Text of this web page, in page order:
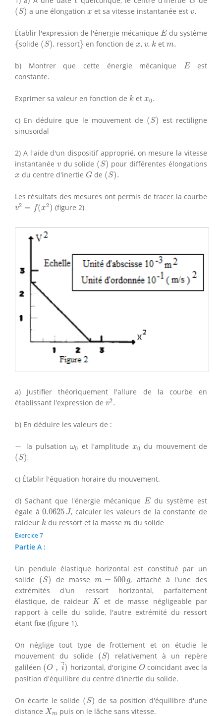
(S)
(S) a une élongation x
x et sa vitesse instantanée est v.
v
Établir l'expression de l'énergie mécaniqueE
Edu système
{{solide (S)
(S) , ressort}
} en fonction de x
x, v
v, k
ket m.
m
b) Montrer que cette énergie mécanique E
Eest
constante.
Exprimer sa valeur en fonction de k
k et x0.
x0
c) En déduire que le mouvement de (S)
(S)
est rectiligne
sinusoïdal
2) A l'aide d'un dispositif approprié, on mesure la vitesse
instantanée v
vdu solide (S)
(S) pour différentes élongations
x
x du centre d'inertie G
G de (S).
(S).
Les résultats des mesures ont permis de tracer la courbe
v2 = f(x2)
v2= f(x2) (figure 2)
a) Justifier théoriquement l'allure de la courbe en
établissant l'expression de v2.
v2.
b) En déduire les valeurs de :
−
− la pulsationω0
ω0 et l'amplitude x0
x0 du mouvement de
(S)
(S) ,
c) Établir l'équation horaire du mouvement.
d) Sachant que l'énergie mécaniqueE
Edu système est
égale à0.0625 J
0.0625J, calculer les valeurs de la constante de
raideur k
k du ressort et la masse m
m du solide
Exercice 7
Partie A :
Un pendule élastique horizontal est constitué par un
solide (S)
(S) de massem = 500 g
m =500g , attaché à l'une des
extrémités d'un ressort horizontal, parfaitement
élastique, de raideurK
K et de masse négligeable par
rapport à celle du solide, l'autre extrémité du ressort
étant fixe (figure 1).
On néglige tout type de frottement et on étudie le
mouvement du solide (S)
(S)
relativement à un repère
galiléen (O , i)
(O, →) horizontal, d'origine O
O coïncidant avec la
position d'équilibre du centre d'inertie du solide.
On écarte le solide (S)
(S)
de sa position d'équilibre d'une
distance Xm
Xm puis on le lâche sans vitesse.